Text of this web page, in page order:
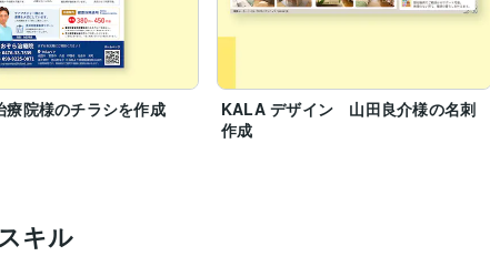
療院様のチラシを作成
KALA デザイン 山田良介様の名刺
作成
キル